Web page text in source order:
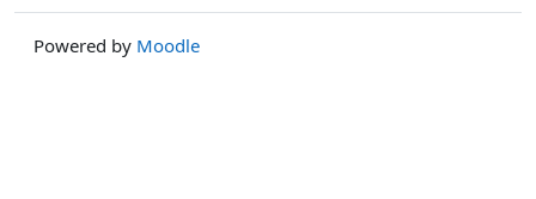
Powered by Moodle